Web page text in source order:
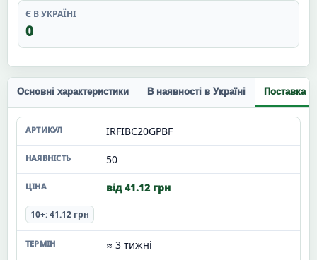
Є В УКРАЇНІ
0
Основні характеристики В наявності в Україні Поставка
IRFIBC20GPBF
50
від 41.12 грн
10+: 41.12 грн
≈ 3 тижні